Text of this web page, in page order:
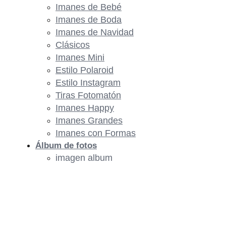
Imanes de Bebé
Imanes de Boda
Imanes de Navidad
Clásicos
Imanes Mini
Estilo Polaroid
Estilo Instagram
Tiras Fotomatón
Imanes Happy
Imanes Grandes
Imanes con Formas
Álbum de fotos
imagen album